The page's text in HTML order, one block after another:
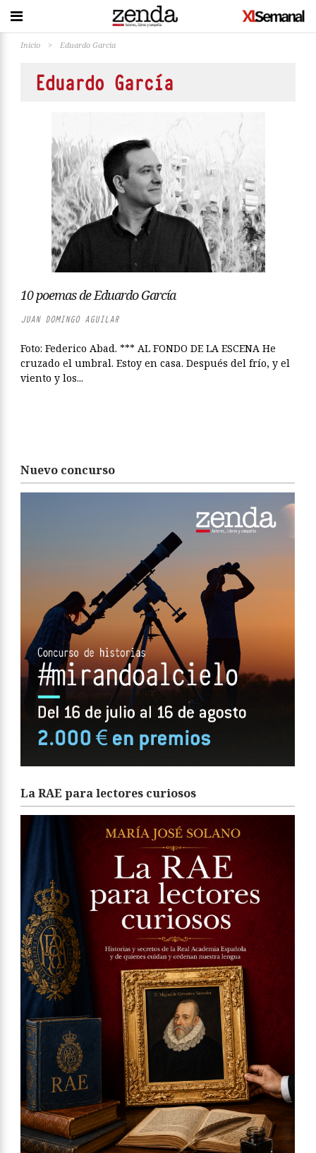
Inicio > Eduardo García
Eduardo García
10 poemas de Eduardo García
JUAN DOMINGO AGUILAR
Foto: Federico Abad. *** AL FONDO DE LA ESCENA He
cruzado el umbral. Estoy en casa. Después del frío, y el
viento y los...
Nuevo concurso
La RAE para lectores curiosos